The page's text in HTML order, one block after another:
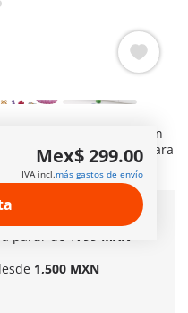
y un delicioso pastel, ¡un
y dos conchas ventosa para
partir de $799 MXN
1,500 MXN
Mex$ 299.00
IVA incl.más gastos de envío